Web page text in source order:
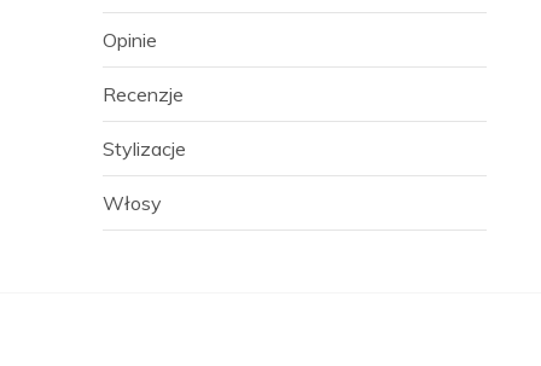
Opinie
Recenzje
Stylizacje
Włosy